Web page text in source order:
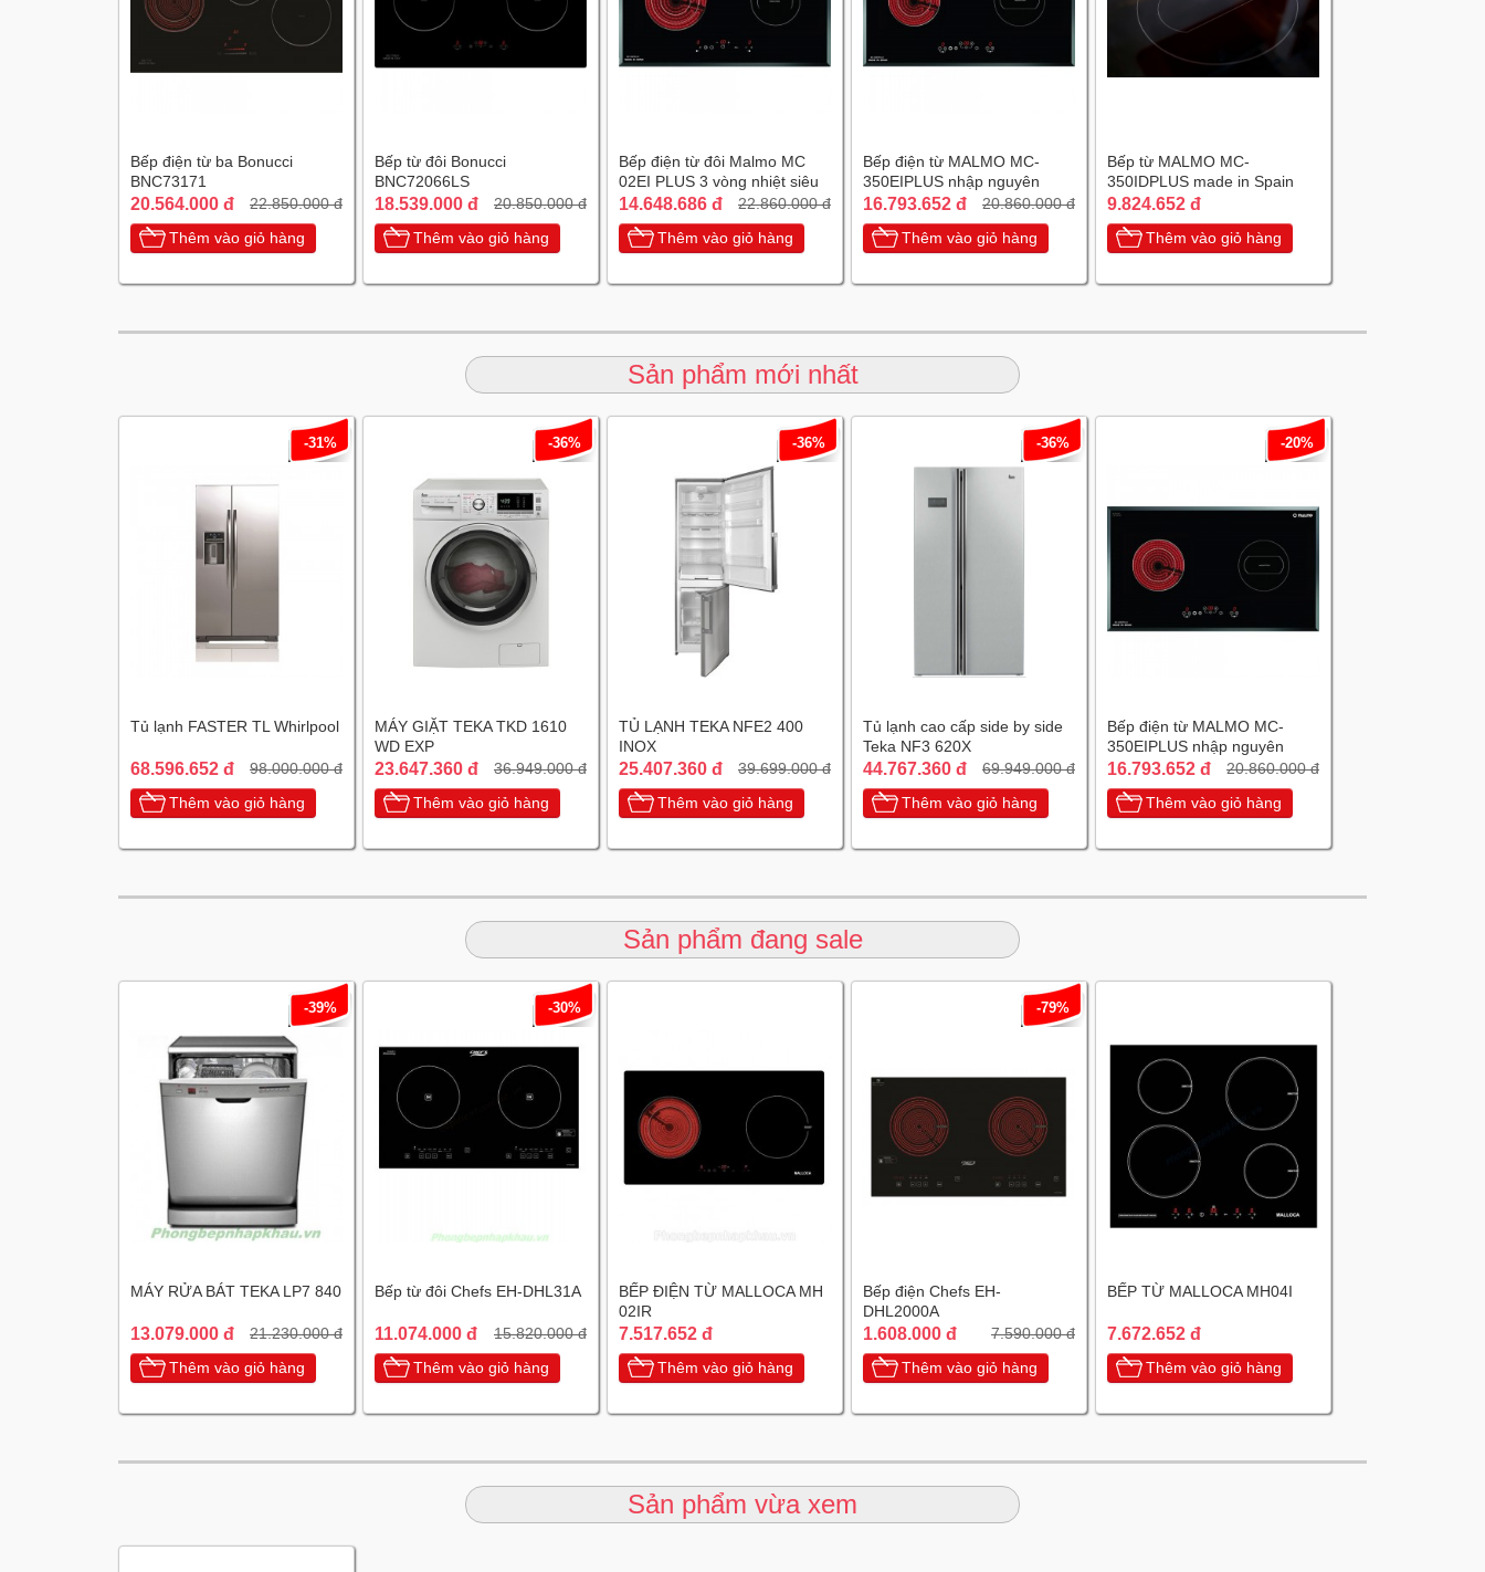
Bếp điện từ ba Bonucci
BNC73171
20.564.000 đ 22.850.000 đ
Thêm vào giỏ hàng
Bếp từ đôi Bonucci
BNC72066LS
18.539.000 đ 20.850.000 đ
Thêm vào giỏ hàng
Bếp điện từ đôi Malmo MC
02EI PLUS 3 vòng nhiệt siêu
tiết kiệm điện
14.648.686 đ 22.860.000 đ
Thêm vào giỏ hàng
Bếp điện từ MALMO MC-
350EIPLUS nhập nguyên
chiếc Tây Ban Nha
16.793.652 đ 20.860.000 đ
Thêm vào giỏ hàng
Bếp từ MALMO MC-
350IDPLUS made in Spain
9.824.652 đ
Thêm vào giỏ hàng
Sản phẩm mới nhất
-31%
Tủ lạnh FASTER TL Whirlpool
68.596.652 đ 98.000.000 đ
Thêm vào giỏ hàng
-36%
MÁY GIẶT TEKA TKD 1610
WD EXP
23.647.360 đ 36.949.000 đ
Thêm vào giỏ hàng
-36%
TỦ LẠNH TEKA NFE2 400
INOX
25.407.360 đ 39.699.000 đ
Thêm vào giỏ hàng
-36%
Tủ lạnh cao cấp side by side
Teka NF3 620X
44.767.360 đ 69.949.000 đ
Thêm vào giỏ hàng
-20%
Bếp điện từ MALMO MC-
350EIPLUS nhập nguyên
chiếc Tây Ban Nha
16.793.652 đ 20.860.000 đ
Thêm vào giỏ hàng
Sản phẩm đang sale
-39%
MÁY RỬA BÁT TEKA LP7 840
13.079.000 đ 21.230.000 đ
Thêm vào giỏ hàng
-30%
Bếp từ đôi Chefs EH-DHL31A
11.074.000 đ 15.820.000 đ
Thêm vào giỏ hàng
BẾP ĐIỆN TỪ MALLOCA MH
02IR
7.517.652 đ
Thêm vào giỏ hàng
-79%
Bếp điện Chefs EH-
DHL2000A
1.608.000 đ 7.590.000 đ
Thêm vào giỏ hàng
BẾP TỪ MALLOCA MH04I
7.672.652 đ
Thêm vào giỏ hàng
Sản phẩm vừa xem